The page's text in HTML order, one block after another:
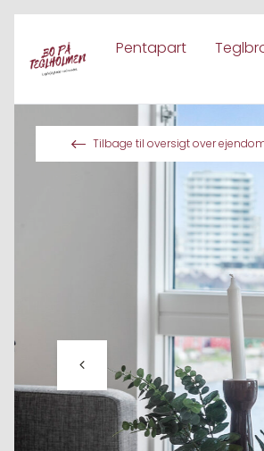
Pentapart
Tilbage til oversigt over